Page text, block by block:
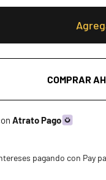
COMPRAR
Atrato Pago
pagando con Pay